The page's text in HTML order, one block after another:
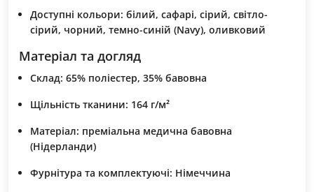
Доступні кольори: білий, сафарі, сірий, світло-
сірий, чорний, темно-синій (Navy), оливковий
Матеріал та догляд
Склад: 65% поліестер, 35% бавовна
Щільність тканини: 164 г/м²
Матеріал: преміальна медична бавовна
(Нідерланди)
Фурнітура та комплектуючі: Німеччина